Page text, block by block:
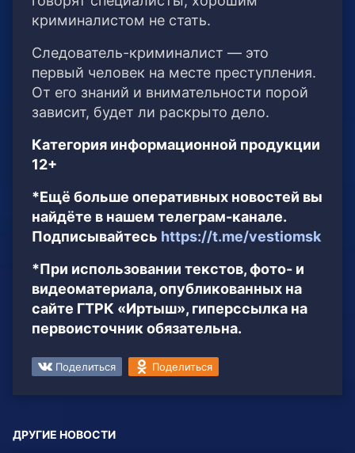
криминалистом не стать.
Следователь-криминалист — это
первый человек на месте преступления.
От его знаний и внимательности порой
зависит, будет ли раскрыто дело.
Категория информационной продукции
12+
*Ещё больше оперативных новостей вы
найдёте в нашем телеграм-канале.
Подписывайтесь https://t.me/vestiomsk
*При использовании текстов, фото- и
видеоматериала, опубликованных на
сайте ГТРК «Иртыш», гиперссылка на
первоисточник обязательна.
Поделиться Поделиться
ДРУГИЕ НОВОСТИ